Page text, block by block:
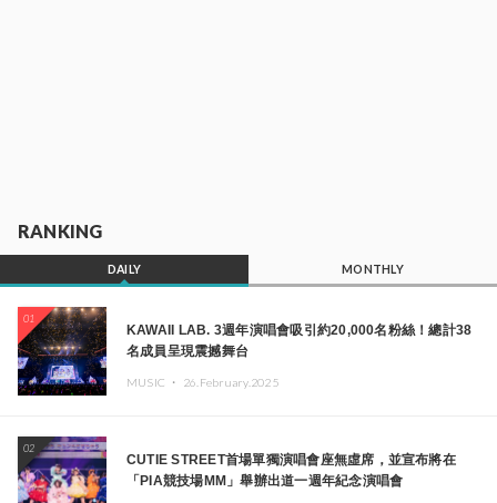
RANKING
DAILY MONTHLY
01
KAWAII LAB. 3週年演唱會吸引約20,000名粉絲！總計38
名成員呈現震撼舞台
MUSIC ・ 26.February.2025
02
CUTIE STREET首場單獨演唱會座無虛席，並宣布將在
「PIA競技場MM」舉辦出道一週年紀念演唱會